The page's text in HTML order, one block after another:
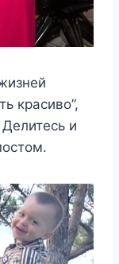
красиво”,
и